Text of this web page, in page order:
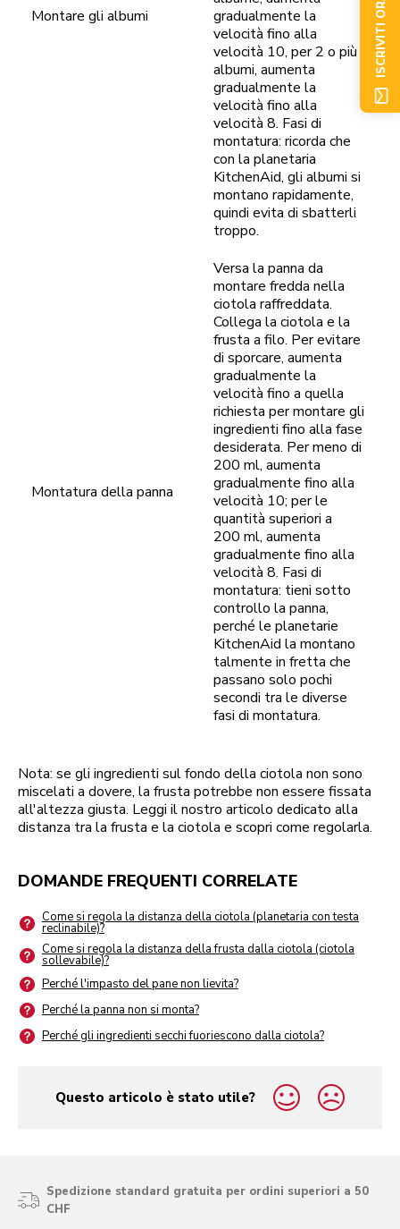
Montare gli albumi
gradualmente la
velocità fino alla
velocità 10, per 2 o più
albumi, aumenta
gradualmente la
velocità fino alla
velocità 8. Fasi di
montatura: ricorda che
con la planetaria
KitchenAid, gli albumi si
montano rapidamente,
quindi evita di sbatterli
troppo.
Montatura della panna
Versa la panna da
montare fredda nella
ciotola raffreddata.
Collega la ciotola e la
frusta a filo. Per evitare
di sporcare, aumenta
gradualmente la
velocità fino a quella
richiesta per montare gli
ingredienti fino alla fase
desiderata. Per meno di
200 ml, aumenta
gradualmente fino alla
velocità 10; per le
quantità superiori a
200 ml, aumenta
gradualmente fino alla
velocità 8. Fasi di
montatura: tieni sotto
controllo la panna,
perché le planetarie
KitchenAid la montano
talmente in fretta che
passano solo pochi
secondi tra le diverse
fasi di montatura.
Nota: se gli ingredienti sul fondo della ciotola non sono
miscelati a dovere, la frusta potrebbe non essere fissata
all'altezza giusta. Leggi il nostro articolo dedicato alla
distanza tra la frusta e la ciotola e scopri come regolarla.
DOMANDE FREQUENTI CORRELATE
Come si regola la distanza della ciotola (planetaria con testa
reclinabile)?
Come si regola la distanza della frusta dalla ciotola (ciotola
sollevabile)?
Perché l'impasto del pane non lievita?
Perché la panna non si monta?
Perché gli ingredienti secchi fuoriescono dalla ciotola?
Questo articolo è stato utile?
yes
no
Spedizione standard gratuita per ordini superiori a 50
CHF
ISCRIVITI ORA